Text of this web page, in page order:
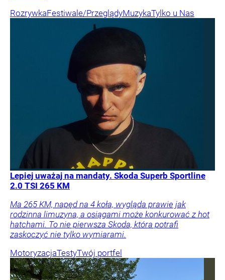
RozrywkaFestiwale/PrzeglądyMuzykaTylko u Nas
Lepiej uważaj na mandaty. Skoda Superb Sportline
2.0 TSI 265 KM
Ma 265 KM, napęd na 4 koła, wygląda prawie jak
rodzinna limuzyna, a osiągami może konkurować z hot
hatchami. To nie pierwsza Skoda, która potrafi
zaskoczyć nie tylko wymiarami.
MotoryzacjaTestyTwój portfel